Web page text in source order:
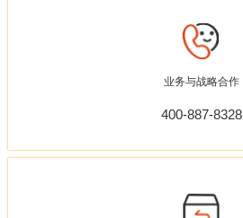
业务与战略合作
400-887-8328